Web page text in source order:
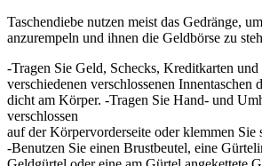
Taschendiebe nutzen meist das Gedränge,
anzurempeln und ihnen die Geldbörse zu
-Tragen Sie Geld, Schecks, Kreditkarten und
verschiedenen verschlossenen
dicht am Körper. -Tragen Sie Hand- und
verschlossen
auf der Körpervorderseite oder klemmen Sie
-Benutzen Sie einen Brustbeutel, eine